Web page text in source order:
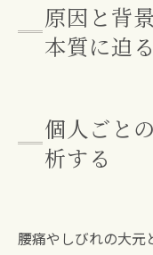
原因と背
本質に迫
個人ごと
析する
腰痛やしびれの大元